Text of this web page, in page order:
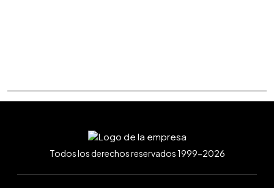
Todos los derechos reservados 1999-2026